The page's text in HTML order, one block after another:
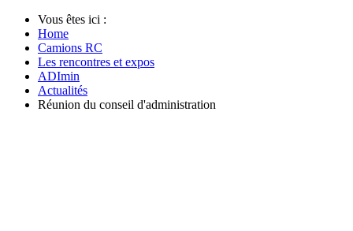
Vous êtes ici :
Home
Camions RC
Les rencontres et expos
ADImin
Actualités
Réunion du conseil d'administration